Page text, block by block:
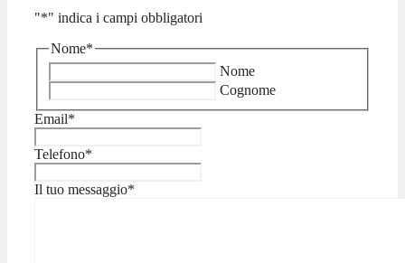
"*" indica i campi obbligatori
Nome*
Nome
Cognome
Email*
Telefono*
Il tuo messaggio*